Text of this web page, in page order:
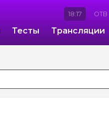
18:17 ОТВ
Тесты Трансляции